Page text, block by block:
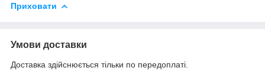
Приховати
Умови доставки
Доставка здійснюється тільки по передоплаті.